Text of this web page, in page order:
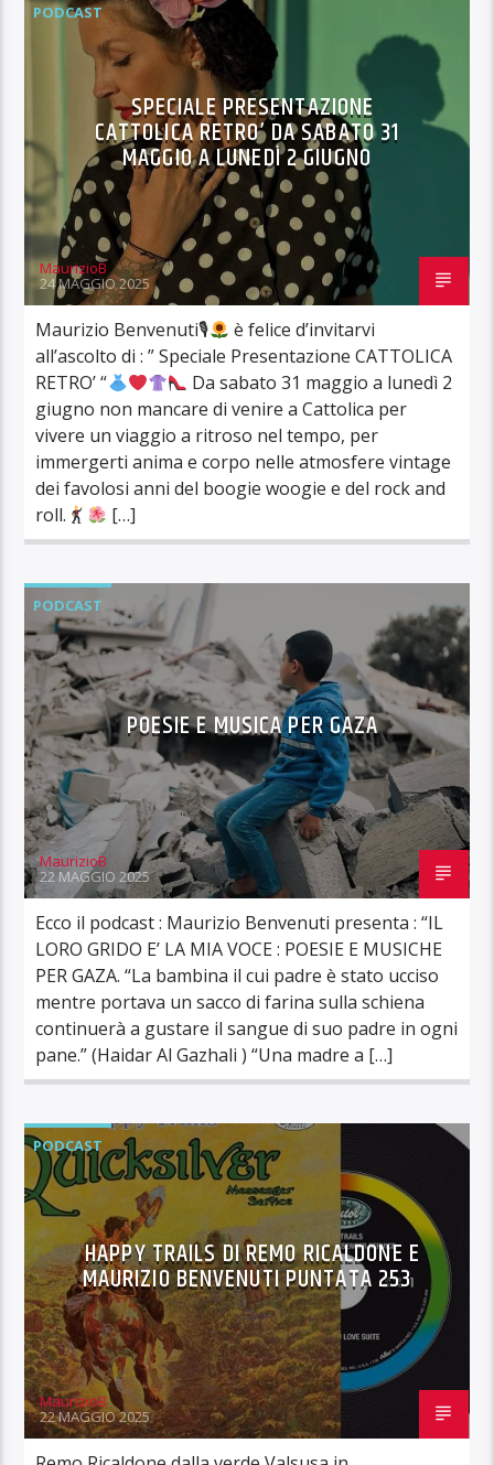
PODCAST
SPECIALE PRESENTAZIONE
CATTOLICA RETRO’ DA SABATO 31
MAGGIO A LUNEDÌ 2 GIUGNO
MaurizioB
24 MAGGIO 2025
Maurizio Benvenuti🎙
è felice d’invitarvi
all’ascolto di : ” Speciale Presentazione CATTOLICA
RETRO’ “
Da sabato 31 maggio a lunedì 2
giugno non mancare di venire a Cattolica per
vivere un viaggio a ritroso nel tempo, per
immergerti anima e corpo nelle atmosfere vintage
dei favolosi anni del boogie woogie e del rock and
roll.
[…]
PODCAST
POESIE E MUSICA PER GAZA
MaurizioB
22 MAGGIO 2025
Ecco il podcast : Maurizio Benvenuti presenta : “IL
LORO GRIDO E’ LA MIA VOCE : POESIE E MUSICHE
PER GAZA. “La bambina il cui padre è stato ucciso
mentre portava un sacco di farina sulla schiena
continuerà a gustare il sangue di suo padre in ogni
pane.” (Haidar Al Gazhali ) “Una madre a […]
PODCAST
HAPPY TRAILS DI REMO RICALDONE E
MAURIZIO BENVENUTI PUNTATA 253
MaurizioB
22 MAGGIO 2025